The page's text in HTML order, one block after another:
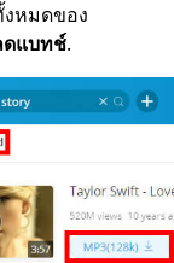
หมดของ
ดแบทช์.